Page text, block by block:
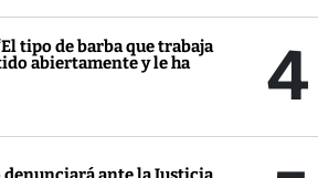
tipo de barba que trabaja
abiertamente y le ha
4